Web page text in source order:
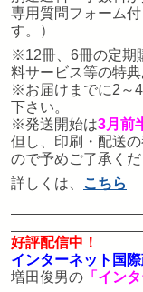
専用質問フォーム
す。）
※12冊、6冊の定期
料サービス等の特典
※お届けまでに2～
下さい。
※発送開始は3月前
但し、印刷・配送
ので予めご了承くだ
詳しくは、
こちら
好評配信中！
インターネット国
増田俊男の 「イン